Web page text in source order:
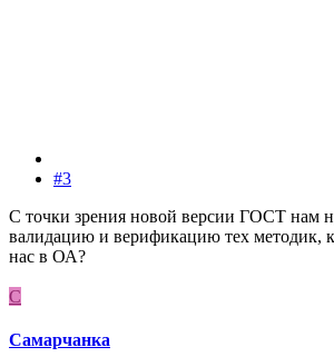
#3
С точки зрения новой версии ГОСТ нам
валидацию и верификацию тех методик,
нас в ОА?
С
Самарчанка